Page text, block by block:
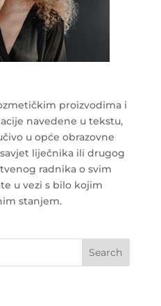
proizvodima i
navedene u tekstu,
u opće obrazovne
liječnika ili drugog
radnika o svim
u vezi s bilo kojim
stanjem.